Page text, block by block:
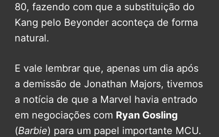
80, fazendo com que a substituição do
Kang pelo Beyonder aconteça de forma
natural.
E vale lembrar que, apenas um dia após
a demissão de Jonathan Majors, tivemos
a notícia de que a Marvel havia entrado
em negociações com Ryan Gosling
(Barbie) para um papel importante MCU.